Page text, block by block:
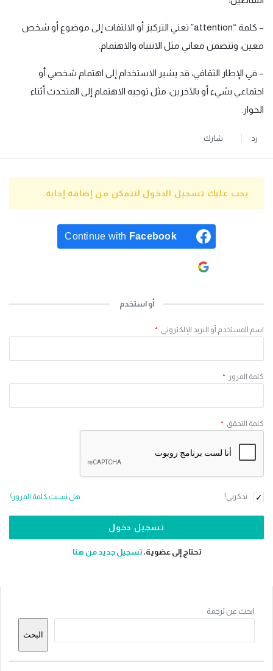
– كلمة “attention” تعني التركيز أو الالتفات إلى موضوع أو شخص
معين، وتتضمن معاني مثل الانتباه والاهتمام.
– في الإطار الثقافي، قد يشير الاستخدام إلى اهتمام شخصي أو
اجتماعي بشيء أو بالآخرين، مثل توجيه الاهتمام إلى المتحدث أثناء
الحوار.
رد شارك
يجب عليك تسجيل الدخول لتتمكن من إضافة إجابة.
Continue with Facebook
أو استخدم
اسم المستخدم أو البريد الإلكتروني *
كلمة المرور *
كلمة التحقق *
تذكرني! هل نسيت كلمة المرور؟
تحتاج إلى عضوية، ‫تسجيل جديد من هنا
الجانبية
ابحث عن ترجمة
البحث